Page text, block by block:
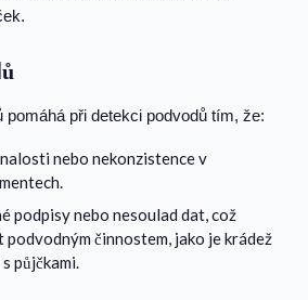
při detekci podvodů tím, že:
nebo nekonzistence v
podpisy nebo nesoulad dat, což
podvodným činnostem, jako je krádež
půjčkami.